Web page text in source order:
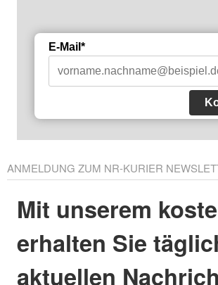
E-Mail*
ANMELDUNG ZUM NR-KURIER
Mit unserem
erhalten Sie
aktuellen